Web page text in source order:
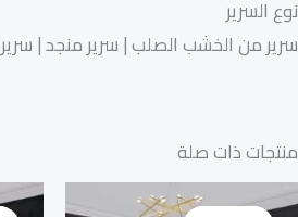
نوع السرير
سرير من الخشب الصلب | سرير منجد | سرير
منتجات ذات صلة
السعر السعر